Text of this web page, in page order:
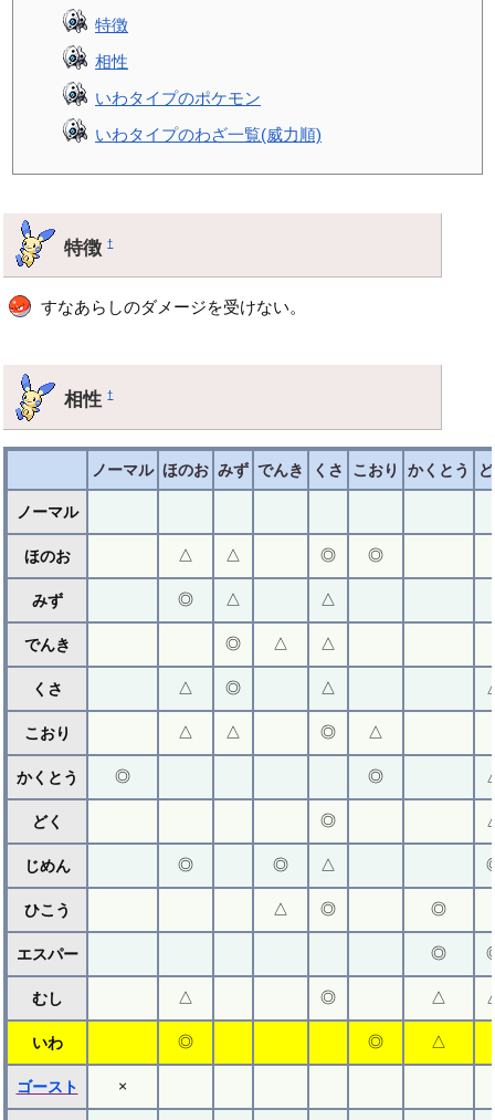
特徴
相性
いわタイプのポケモン
いわタイプのわざ一覧(威力順)
特徴†
すなあらしのダメージを受けない。
相性†
ノーマル ほのお みず でんき くさ こおり かくとう
ノーマル
ほのお △ △ ◎ ◎
みず ◎ △ △
でんき ◎ △ △
くさ △ ◎ △
こおり △ △ ◎ △
かくとう ◎ ◎
どく ◎
じめん ◎ ◎ △
ひこう △ ◎ ◎
エスパー ◎
むし △ ◎ △
いわ ◎ ◎ △
ゴースト ×